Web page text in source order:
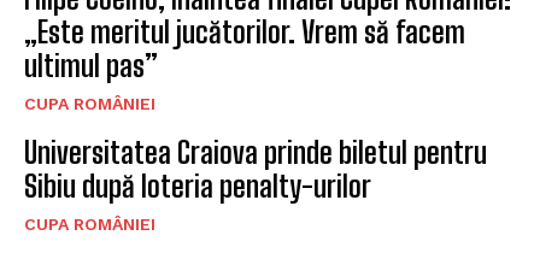
„Este meritul jucătorilor. Vrem să facem
ultimul pas”
CUPA ROMÂNIEI
Universitatea Craiova prinde biletul pentru
Sibiu după loteria penalty-urilor
CUPA ROMÂNIEI